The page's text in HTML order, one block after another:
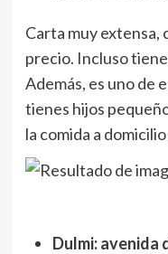
Carta muy extensa,
precio. Incluso
Además, es uno de
tienes hijos
la comida a
Dulmi: avenida